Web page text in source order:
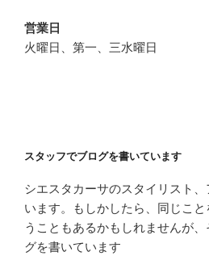
営業日
火曜日、第一、三水曜日
スタッフでブログを書いています
シエスタカーサのスタイリスト
います。もしかしたら、同じこ
うこともあるかもしれませんが
グを書いています